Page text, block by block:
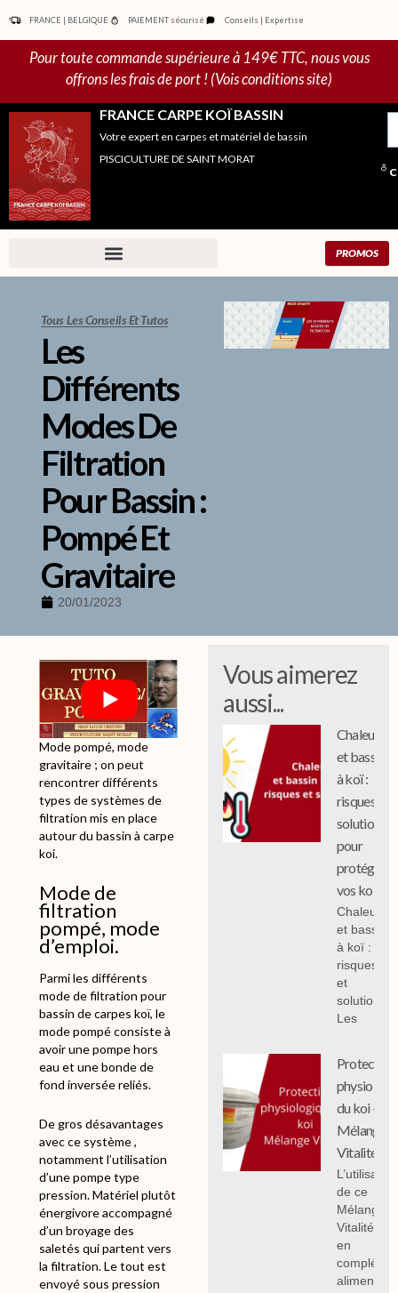
contenu
FRANCE | BELGIQUE PAIEMENT sécurisé Conseils | Expertise
Pour toute commande supérieure à 149€ TTC, nous vous
offrons les frais de port ! (Vois conditions site)
FRANCE CARPE KOÏ BASSIN
Votre expert en carpes et matériel de bassin
PISCICULTURE DE SAINT MORAT
PROMOS
Tous Les Conseils Et Tutos
Les
Différents
Modes De
Filtration
Pour Bassin :
Pompé Et
Gravitaire
20/01/2023
Mode pompé, mode
gravitaire ; on peut
rencontrer différents
types de systèmes de
filtration mis en place
autour du bassin à carpe
koi.
Mode de
filtration
pompé, mode
d’emploi.
Parmi les différents
mode de filtration pour
bassin de carpes koï, le
mode pompé consiste à
avoir une pompe hors
eau et une bonde de
fond inversée reliés.
De gros désavantages
avec ce système ,
notamment l’utilisation
d’une pompe type
pression. Matériel plutôt
énergivore accompagné
d’un broyage des
saletés qui partent vers
la filtration. Le tout est
envoyé sous pression
Vous aimerez
aussi...
Chaleur
et bassin
à koï :
risques et
solutions
pour
protéger
vos koi
Chaleur
et bassin
à koï :
risques
et
solutions;
Les
Protection
du koi -
Mélange
Vitalité
L’utilisation
de ce
Mélange
Vitalité 1
en
alimentaire